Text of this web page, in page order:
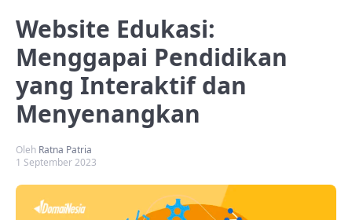
Website Edukasi:
Menggapai Pendidikan
yang Interaktif dan
Menyenangkan
Oleh Ratna Patria
1 September 2023